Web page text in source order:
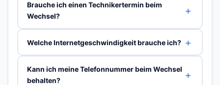
Brauche ich einen Technikertermin beim
Wechsel?
Welche Internetgeschwindigkeit brauche ich?
Kann ich meine Telefonnummer beim Wechsel
behalten?